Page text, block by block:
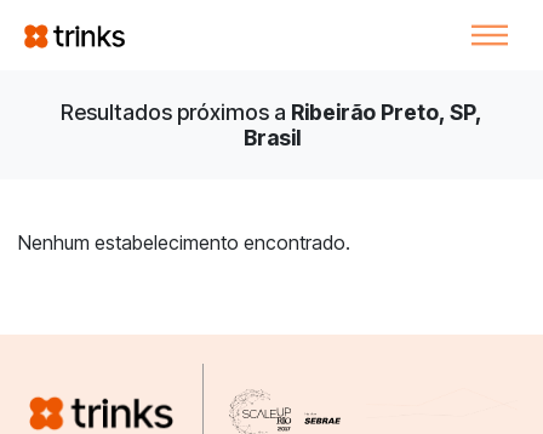
Resultados próximos a Ribeirão Preto, SP,
Brasil
Nenhum estabelecimento encontrado.